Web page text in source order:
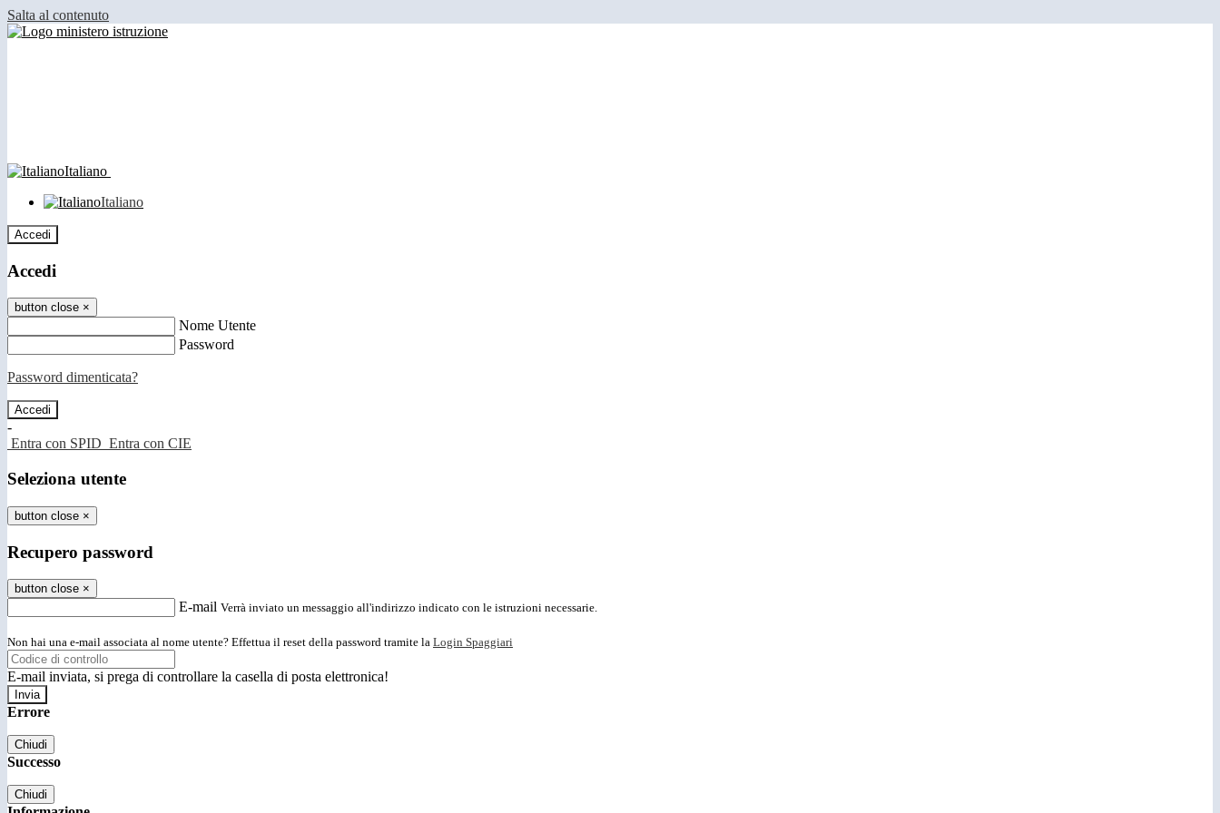
Salta al contenuto
Italiano
Italiano
Accedi
Accedi
button close ×
Nome Utente
Password
Password dimenticata?
-
Entra con SPID Entra con CIE
Seleziona utente
button close ×
Recupero password
button close ×
E-mail Verrà inviato un messaggio all'indirizzo indicato con le istruzioni necessarie.
Non hai una e-mail associata al nome utente? Effettua il reset della password tramite la Login Spaggiari
E-mail inviata, si prega di controllare la casella di posta elettronica!
Errore
Chiudi
Successo
Chiudi